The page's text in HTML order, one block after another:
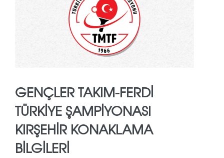
GENÇLER TAKIM-FERDİ
TÜRKİYE ŞAMPİYONASI
KIRŞEHİR KONAKLAMA
BİLGİLERİ